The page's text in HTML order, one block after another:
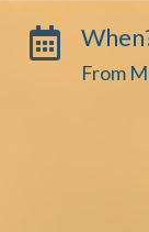

From